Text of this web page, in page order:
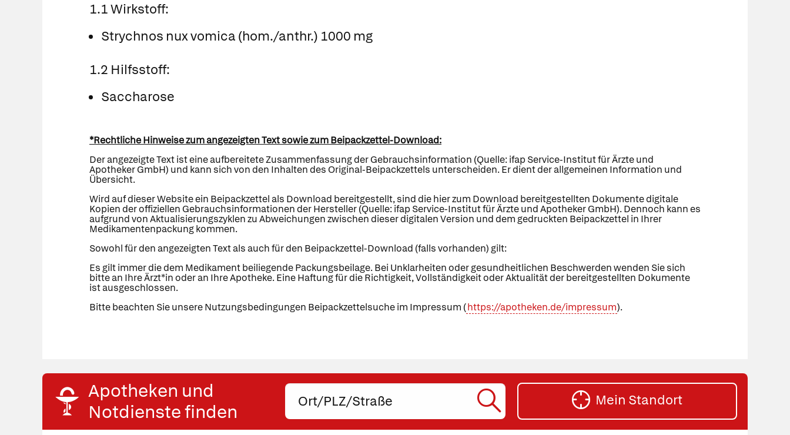
1.1 Wirkstoff:
Strychnos nux vomica (hom./anthr.) 1000 mg
1.2 Hilfsstoff:
Saccharose
*Rechtliche Hinweise zum angezeigten Text sowie zum Beipackzettel-Download:
Der angezeigte Text ist eine aufbereitete Zusammenfassung der Gebrauchsinformation (Quelle: ifap Service-Institut für Ärzte und
Apotheker GmbH) und kann sich von den Inhalten des Original-Beipackzettels unterscheiden. Er dient der allgemeinen Information und
Übersicht.
Wird auf dieser Website ein Beipackzettel als Download bereitgestellt, sind die hier zum Download bereitgestellten Dokumente digitale
Kopien der offiziellen Gebrauchsinformationen der Hersteller (Quelle: ifap Service-Institut für Ärzte und Apotheker GmbH). Dennoch kann es
aufgrund von Aktualisierungszyklen zu Abweichungen zwischen dieser digitalen Version und dem gedruckten Beipackzettel in Ihrer
Medikamentenpackung kommen.
Sowohl für den angezeigten Text als auch für den Beipackzettel-Download (falls vorhanden) gilt:
Es gilt immer die dem Medikament beiliegende Packungsbeilage. Bei Unklarheiten oder gesundheitlichen Beschwerden wenden Sie sich
bitte an Ihre Ärzt*in oder an Ihre Apotheke. Eine Haftung für die Richtigkeit, Vollständigkeit oder Aktualität der bereitgestellten Dokumente
ist ausgeschlossen.
Bitte beachten Sie unsere Nutzungsbedingungen Beipackzettelsuche im Impressum (https://apotheken.de/impressum).
Apotheken und
Notdienste finden
Ort,
oder
Mein Standort